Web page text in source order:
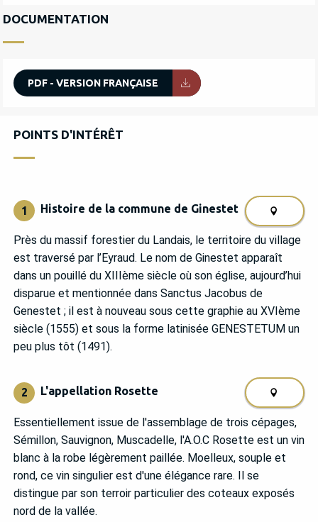
DOCUMENTATION
PDF - VERSION FRANÇAISE
POINTS D'INTÉRÊT
POINTS D'INTÉRÊT
1 Histoire de la commune de Ginestet
Près du massif forestier du Landais, le territoire du village
est traversé par l’Eyraud. Le nom de Ginestet apparaît
dans un pouillé du XIIIème siècle où son église, aujourd’hui
disparue et mentionnée dans Sanctus Jacobus de
Genestet ; il est à nouveau sous cette graphie au XVIème
siècle (1555) et sous la forme latinisée GENESTETUM un
peu plus tôt (1491).
2 L'appellation Rosette
Essentiellement issue de l'assemblage de trois cépages,
Sémillon, Sauvignon, Muscadelle, l'A.O.C Rosette est un vin
blanc à la robe légèrement paillée. Moelleux, souple et
rond, ce vin singulier est d'une élégance rare. Il se
distingue par son terroir particulier des coteaux exposés
nord de la vallée.